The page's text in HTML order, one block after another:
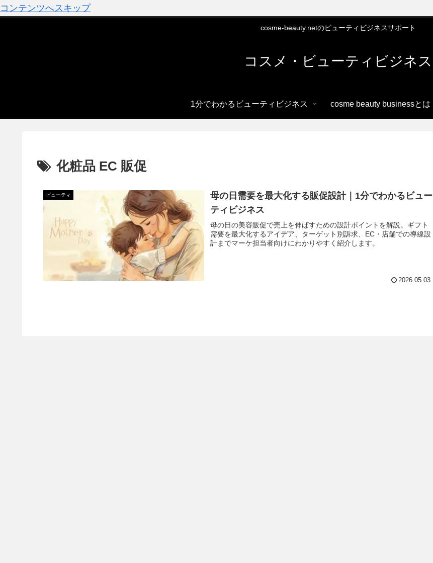
コンテンツへスキップ
cosme-beauty.netのビューティビジネスサポート
コスメ・ビューティビジネス
1分でわかるビューティビジネス cosme beauty businessとは
化粧品 EC 販促
ビューティ
母の日需要を最大化する販促設計｜1分でわかるビュー
ティビジネス
母の日の美容販促で売上を伸ばすための設計ポイントを解説。ギフト
需要を最大化するアイデア、ターゲット別訴求、EC・店舗での導線設
計までマーケ担当者向けにわかりやすく紹介します。
2026.05.03